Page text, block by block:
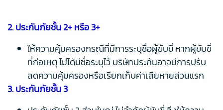
2. ประกันภัยชั้น 2+ หรือ 3+
ให้ความคุ้มครองกรณีที่มีการระบุชื่อผู้ขับขี่ หากผู้ขับขี่
ที่ก่อเหตุ ไม่ได้มีชื่อระบุไว้ บริษัทประกันอาจมีการปรับ
ลดความคุ้มครองหรือเรียกเก็บค่าเสียหายส่วนแรก
3. ประกันภัยชั้น 3